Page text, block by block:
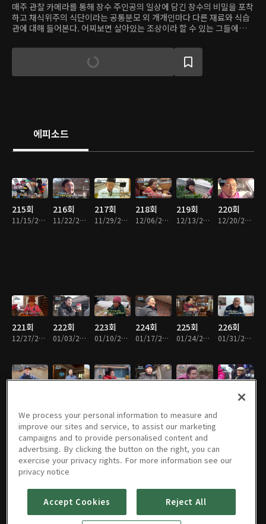
매주 관찰 카메라를 통해 장수 주인공의 일상에 담긴 장수의 비밀을 포착
하고 채식위주의 식단이라는 공통분모 외 개개인마다 다른 재료와 식습
관에 대해 들어본다. 어찌보면 살아있는 조상이라 할 수 있는 그들에게서
에피소드
215회
11/15/2017 • 44분
216회
11/22/2017 • 41분
217회
11/29/2017 • 43분
218회
12/06/2017 • 43분
219회
12/13/2017 • 45분
220회
12/20/2017 • 42분
221회
12/27/2017 • 45분
222회
01/03/2018 • 44분
223회
01/10/2018 • 45분
224회
01/17/2018 • 43분
225회
01/24/2018 • 43분
226회
01/31/2018 • 43분
232회
233회
03/23/2018 • 46분
234회 235회 236회 237회 238회
We process your personal information to measure and
improve our sites and service, to assist our marketing
campaigns and to provide personalised content and
advertising. By clicking the button on the right, you can
exercise your privacy rights. For more information see our
privacy notice
Accept Cookies Reject All